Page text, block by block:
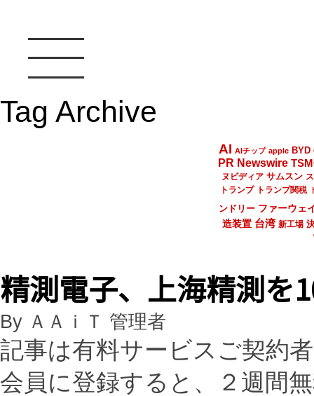
Tag Archive
AI AIチップ apple BYD
PR Newswire
ヌビディア サムスン
トランプ
トランプ関税
ンドリー ファーウェ
造装置 台湾 新工場
精測電子、上海精測を
By ＡＡｉＴ 管理者
記事は有料サービスご契約
会員に登録すると、２週間